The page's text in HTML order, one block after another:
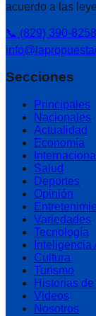
acuerdo a las
📞 (829) 390-8258
Secciones
Principales
Nacionales
Actualidad
Economía
Salud
Deportes
Opinión
Variedades
Tecnología
Inteligencia
Cultura
Turismo
Historias
Videos
Nosotros